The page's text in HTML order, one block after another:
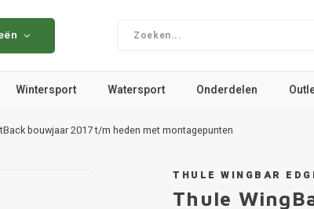
Wintersport Watersport Onderdelen
bouwjaar 2017 t/m heden met montagepunten
THULE WINGBAR
Thule